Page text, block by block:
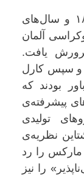
مرگ مارکس، در دهه‌ی ۱۸۹۰ و سال‌های
آلمان
یافت.
کارل
بودند که
پیشرفته‌ی
تولیدی
نظریه‌ی
را رد
را نیز